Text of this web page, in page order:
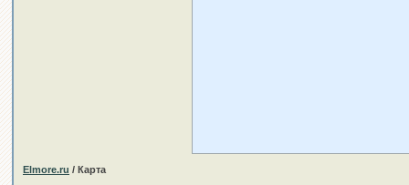
Elmore.ru / Карта